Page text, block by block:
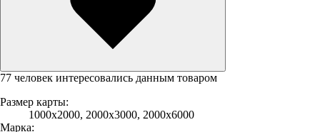
77 человек интересовались данным товаром
Размер карты:
1000х2000, 2000х3000, 2000х6000
Марка: